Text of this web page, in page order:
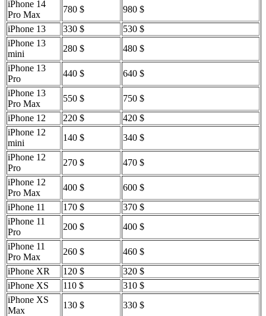
iPhone 14
Pro Max
780 $
980 $
iPhone 13
330 $
530 $
iPhone 13
mini
280 $
480 $
iPhone 13
Pro
440 $
640 $
iPhone 13
Pro Max
550 $
750 $
iPhone 12
220 $
420 $
iPhone 12
mini
140 $
340 $
iPhone 12
Pro
270 $
470 $
iPhone 12
Pro Max
400 $
600 $
iPhone 11
170 $
370 $
iPhone 11
Pro
200 $
400 $
iPhone 11
Pro Max
260 $
460 $
iPhone XR
120 $
320 $
iPhone XS
110 $
310 $
iPhone XS
Max
130 $
330 $